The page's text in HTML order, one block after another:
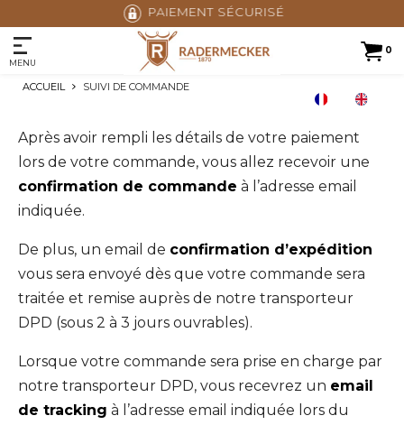
PAIEMENT SÉCURISÉ
0
MENU
ACCUEIL SUIVI DE COMMANDE
Après avoir rempli les détails de votre paiement
lors de votre commande, vous allez recevoir une
confirmation de commande à l’adresse email
indiquée.
De plus, un email de confirmation d’expédition
vous sera envoyé dès que votre commande sera
traitée et remise auprès de notre transporteur
DPD (sous 2 à 3 jours ouvrables).
Lorsque votre commande sera prise en charge par
notre transporteur DPD, vous recevrez un email
de tracking à l’adresse email indiquée lors du